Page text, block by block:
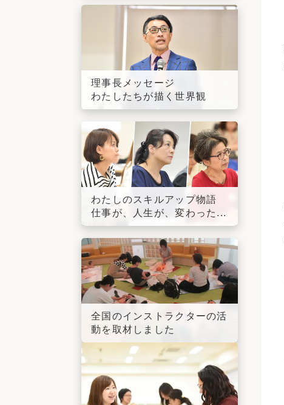
理事長メッセージ
わたしたちが描く世界観
わたしのスキルアップ物語
仕事が、人生が、変わった...
全国のインストラクターの活
動を取材しました